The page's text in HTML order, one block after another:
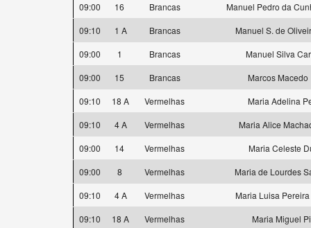
09:00 16 Brancas
Manuel Pedro da
09:10
1 A Brancas
Manuel S. de
09:00
1 Brancas
Manuel Silva
09:00
15 Brancas
Marcos Macedo
09:10
18 A Vermelhas
Maria Adelina
09:10
4 A Vermelhas
Maria Alice
09:00
14 Vermelhas
Maria Celeste
09:00
8 Vermelhas
Maria de Lourdes
09:10
4 A Vermelhas
Maria Luisa
09:10
18 A Vermelhas
Maria Miguel